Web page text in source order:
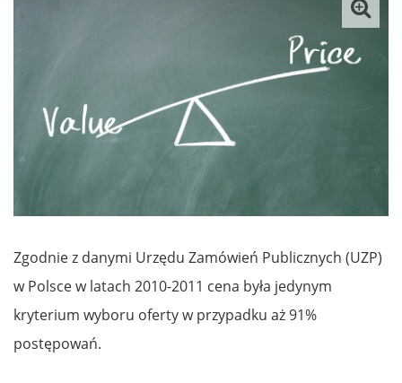
Zgodnie z danymi Urzędu Zamówień Publicznych (UZP)
w Polsce w latach 2010-2011 cena była jedynym
kryterium wyboru oferty w przypadku aż 91%
postępowań.